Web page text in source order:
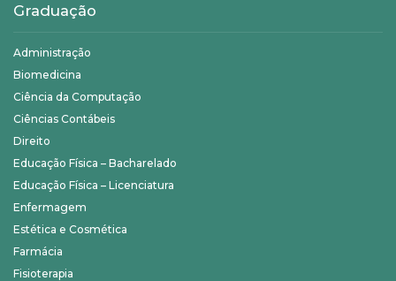
Graduação
Administração
Biomedicina
Ciência da Computação
Ciências Contábeis
Direito
Educação Física – Bacharelado
Educação Física – Licenciatura
Enfermagem
Estética e Cosmética
Farmácia
Fisioterapia